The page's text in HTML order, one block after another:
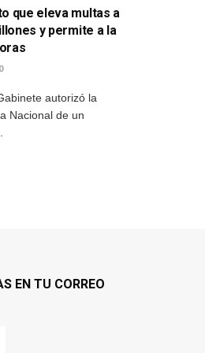
que eleva multas a
y permite a la
0
autorizó la
Nacional de un
EN TU CORREO